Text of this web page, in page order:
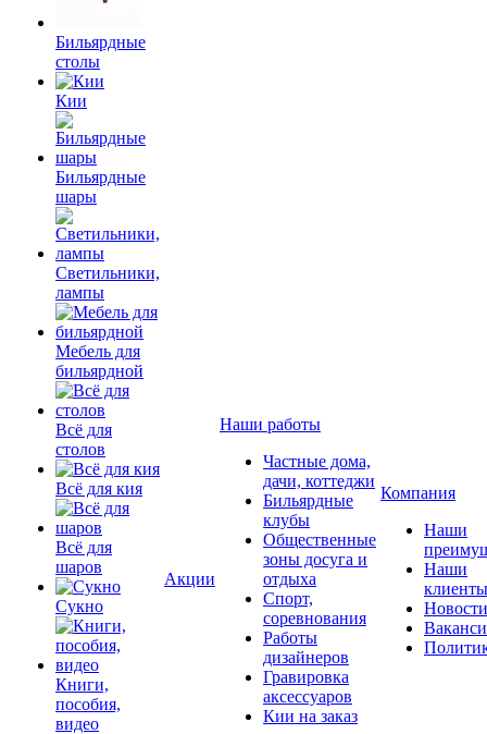
Бильярдные
столы
Кии
Бильярдные
шары
Светильники,
лампы
Мебель для
бильярдной
Всё для
столов
Всё для кия
Всё для
шаров
Сукно
Книги,
пособия,
видео
Акции
Наши работы
Частные дома,
дачи, коттеджи
Бильярдные
клубы
Общественные
зоны досуга и
отдыха
Спорт,
соревнования
Работы
дизайнеров
Гравировка
аксессуаров
Кии на заказ
Компания
Наши
Наши
клиенты
Новости